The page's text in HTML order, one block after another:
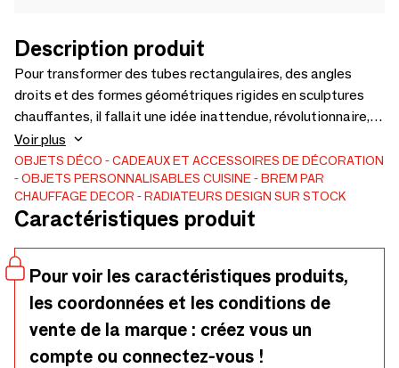
Description produit
Pour transformer des tubes rectangulaires, des angles
droits et des formes géométriques rigides en sculptures
chauffantes, il fallait une idée inattendue, révolutionnaire,
certainement surprenante. Voici Cross et Vertical. Une
façon si inattendue de chauffer tout en décorant... que l’on
a tout de suite envie de lui trouver une place pour pouvoir
l’installer. CROSS est un nouveau projet à la fois raffiné et
minimaliste, un système offrant des variantes et des
possibilités de personnalisation innombrables. Il peut être
utilisé aussi bien en vertical qu’en horizontal.
Voir plus
OBJETS DÉCO
CADEAUX ET ACCESSOIRES DE DÉCORATION
OBJETS PERSONNALISABLES CUISINE
BREM PAR
CHAUFFAGE DECOR - RADIATEURS DESIGN SUR STOCK
Caractéristiques produit
Pour voir les caractéristiques produits,
les coordonnées et les conditions de
vente de la marque : créez vous un
compte ou connectez-vous !